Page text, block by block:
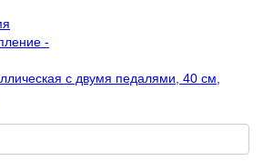
с двумя педалями, 40 см,